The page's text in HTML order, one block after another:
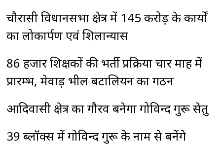
चौरासी विधानसभा क्षेत्र में 145 करोड़ के कार्यों
का लोकार्पण एवं शिलान्यास
86 हजार शिक्षकों की भर्ती प्रक्रिया चार माह में
प्रारम्भ, मेवाड़ भील बटालियन का गठन
आदिवासी क्षेत्र का गौरव बनेगा गोविन्द गुरू सेतु
39 ब्लॉक्स में गोविन्द गुरू के नाम से बनेंगे